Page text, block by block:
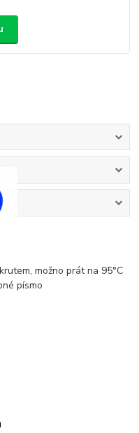
možno prát na 95°C
písmo